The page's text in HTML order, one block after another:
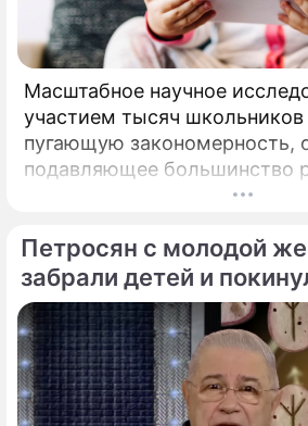
Масштабное научное
участием тысяч
пугающую закономерность,
подавляющее большинство
не догадывалось. Привычка
социальным сетям в
подростковом возрасте
скрытым провалом в учебе.
Петросян с молодой
забрали детей и